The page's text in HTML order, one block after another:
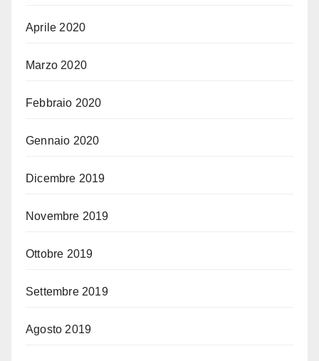
Aprile 2020
Marzo 2020
Febbraio 2020
Gennaio 2020
Dicembre 2019
Novembre 2019
Ottobre 2019
Settembre 2019
Agosto 2019